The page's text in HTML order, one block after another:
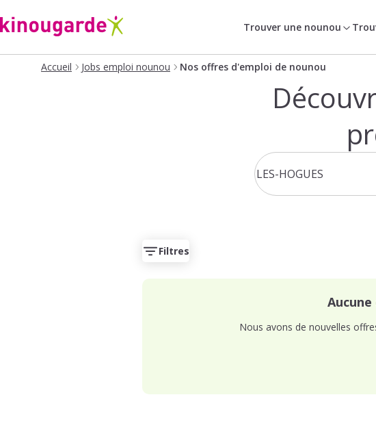
Trouver une nounou
Accueil Jobs emploi nounou Nos offres d'emploi de nounou
Filtres
Nous avons de nouvelles